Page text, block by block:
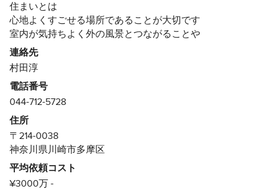
ません。
これからもお便りをお待ちしております。
住まいとは
心地よくすごせる場所であることが大切です
室内が気持ちよく外の風景とつながることや
機能的で配慮の行き届いた設計はもちろんのこと
快適で永く住むことのできる住宅を目指しています
村田淳 Jun MURATA
略歴
1971年東京都に生まれる
1995年東京工業大学建築学科卒業
1997年東京工業大学大学院建築学専攻修士課程修了
株式会社建築研究所アーキヴィジョン入社
主に公共建築、住宅作品を担当
連絡先
村田淳
電話番号
044-712-5728
住所
〒214-0038
神奈川県川崎市多摩区
平均依頼コスト
¥3000万 -